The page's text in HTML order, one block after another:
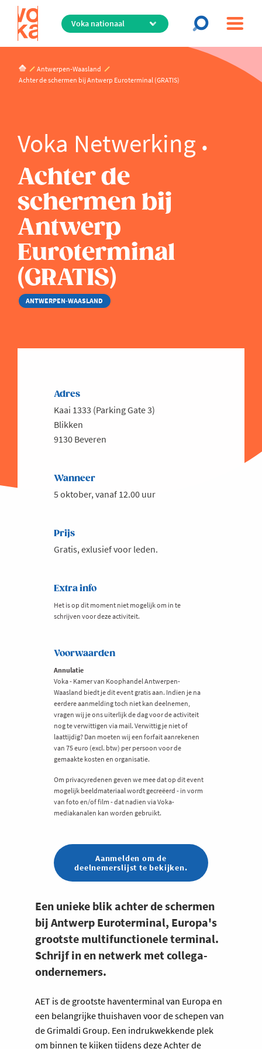
Overslaan
de
inhoud
Antwerpen-Waasland
Achter de schermen bij Antwerp Euroterminal (GRATIS)
Voka Netwerking
Achter de
schermen bij
Antwerp
Euroterminal
(GRATIS)
ANTWERPEN-WAASLAND
Een unieke blik achter de schermen
bij Antwerp Euroterminal, Europa's
grootste multifunctionele terminal.
Schrijf in en netwerk met collega-
ondernemers.
AET is de grootste haventerminal van Europa en
een belangrijke thuishaven voor de schepen van
de Grimaldi Group. Een indrukwekkende plek
om binnen te kijken tijdens deze Achter de
Adres
Kaai 1333 (Parking Gate 3)
Blikken
9130 Beveren
Wanneer
5 oktober, vanaf 12.00 uur
Prijs
Gratis, exlusief voor leden.
Extra info
Het is op dit moment niet mogelijk om in te
schrijven voor deze activiteit.
Voorwaarden
Annulatie
Voka - Kamer van Koophandel Antwerpen-
Waasland biedt je dit event gratis aan. Indien je na
eerdere aanmelding toch niet kan deelnemen,
vragen wij je ons uiterlijk de dag voor de activiteit
nog te verwittigen via mail. Verwittig je niet of
laattijdig? Dan moeten wij een forfait aanrekenen
van 75 euro (excl. btw) per persoon voor de
gemaakte kosten en organisatie.
Om privacyredenen geven we mee dat op dit event
mogelijk beeldmateriaal wordt gecreëerd - in vorm
van foto en/of film - dat nadien via Voka-
mediakanalen kan worden gebruikt.
Aanmelden om de
deelnemerslijst te bekijken.